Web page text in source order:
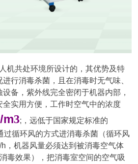
机共处环境所设计的，其优势及特
行消毒杀菌，且在消毒时无气味、
备，紫外线完全密闭于机器内部，
实用方便，工作时空气中的浓度
m3; ，远低于国家规定标准的
过循环风的方式进消毒杀菌（循环风
/h ，机器风量必须达到被消毒空气体
毒效果），把消毒室空间的空气吸